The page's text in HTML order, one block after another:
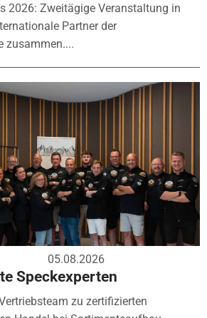
2026: Zweitägige Veranstaltung in
Partner der
zusammen....
05.08.2026
Speckexperten
zu zertifizierten